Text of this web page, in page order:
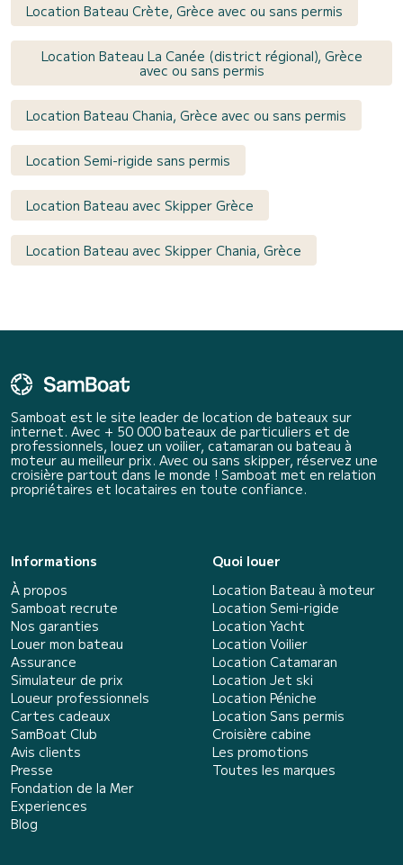
Location Bateau Crète, Grèce avec ou sans permis
Location Bateau La Canée (district régional), Grèce
avec ou sans permis
Location Bateau Chania, Grèce avec ou sans permis
Location Semi-rigide sans permis
Location Bateau avec Skipper Grèce
Location Bateau avec Skipper Chania, Grèce
Samboat est le site leader de location de bateaux sur
internet. Avec + 50 000 bateaux de particuliers et de
professionnels, louez un voilier, catamaran ou bateau à
moteur au meilleur prix. Avec ou sans skipper, réservez une
croisière partout dans le monde ! Samboat met en relation
propriétaires et locataires en toute confiance.
Informations
À propos
Samboat recrute
Nos garanties
Louer mon bateau
Assurance
Simulateur de prix
Loueur professionnels
Cartes cadeaux
SamBoat Club
Avis clients
Presse
Fondation de la Mer
Experiences
Blog
Quoi louer
Location Bateau à moteur
Location Semi-rigide
Location Yacht
Location Voilier
Location Catamaran
Location Jet ski
Location Péniche
Location Sans permis
Croisière cabine
Les promotions
Toutes les marques